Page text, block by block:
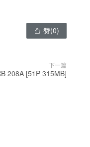
 赞(0)
下一篇
208A [51P 315MB]